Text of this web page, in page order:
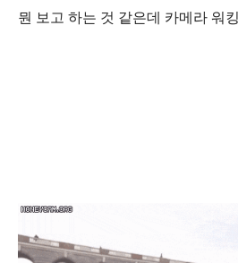
뭔 보고 하는 것 같은데 카메라 워